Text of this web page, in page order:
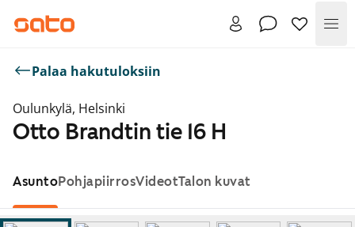
Palaa hakutuloksiin
Oulunkylä, Helsinki
Otto Brandtin tie 16 H
AsuntoPohjapiirrosVideotTalon kuvat